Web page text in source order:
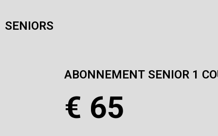
SENIORS
ABONNEMENT SENIOR 1
€ 65